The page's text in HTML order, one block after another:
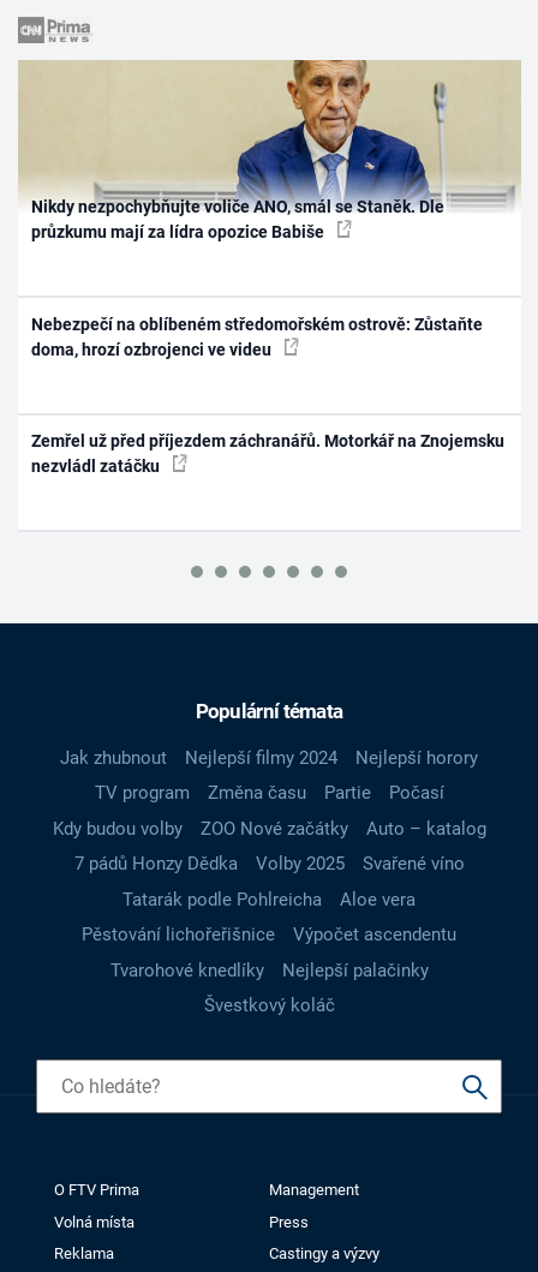
Nikdy nezpochybňujte voliče ANO, smál se Staněk. Dle
průzkumu mají za lídra opozice Babiše
Nebezpečí na oblíbeném středomořském ostrově: Zůstaňte
doma, hrozí ozbrojenci ve videu
Zemřel už před příjezdem záchranářů. Motorkář na Znojemsku
nezvládl zatáčku
Populární témata
Jak zhubnout Nejlepší filmy 2024
Nejlepší horory
TV program
Změna času Partie
Počasí
Kdy budou volby
ZOO Nové začátky
Auto – katalog
7 pádů Honzy Dědka
Volby 2025
Svařené víno
Tatarák podle Pohlreicha
Aloe vera
Pěstování lichořeřišnice
Výpočet ascendentu
Tvarohové knedlíky
Nejlepší palačinky
Švestkový koláč
O FTV Prima
Management
Volná místa
Press
Reklama
Castingy a výzvy